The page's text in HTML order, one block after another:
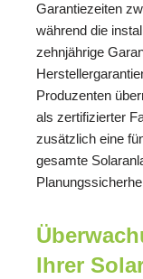
Garantiezeiten
während die
zehnjährige
Produzenten
als zertifizierter
zusätzlich eine
gesamte
Ihrer